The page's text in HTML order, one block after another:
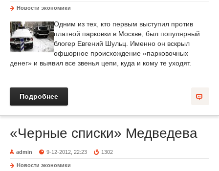
Новости экономики
Одним из тех, кто первым выступил против
платной парковки в Москве, был популярный
блогер Евгений Шульц. Именно он вскрыл
офшорное происхождение «парковочных
денег» и выявил все звенья цепи, куда и кому те уходят.
Подробнее
«Черные списки» Медведева
admin 9-12-2012, 22:23 1302
Новости экономики